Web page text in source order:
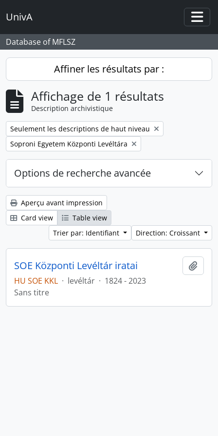
UnivA
Database of MFLSZ
Affiner les résultats par :
Affichage de 1 résultats
Description archivistique
Remove filter:
Seulement les descriptions de haut niveau
Remove filter:
Soproni Egyetem Központi Levéltára
Options de recherche avancée
Aperçu avant impression
Card view
Table view
Trier par: Identifiant
Direction: Croissant
SOE Központi Levéltár iratai
HU SOE KKL · levéltár · 1824 - 2023
Sans titre